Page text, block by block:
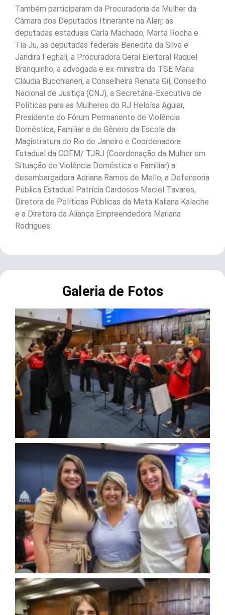
Também participaram da Procuradoria da Mulher da
Câmara dos Deputados Itinerante na Alerj: as
deputadas estaduais Carla Machado, Marta Rocha e
Tia Ju, as deputadas federais Benedita da Silva e
Jandira Feghali, a Procuradora Geral Eleitoral Raquel
Branquinho, a advogada e ex-ministra do TSE Maria
Cláudia Bucchianeri, a Conselheira Renata Gil, Conselho
Nacional de Justiça (CNJ), a Secretária-Executiva de
Políticas para as Mulheres do RJ Heloísa Aguiar,
Presidente do Fórum Permanente de Violência
Doméstica, Familiar e de Gênero da Escola da
Magistratura do Rio de Janeiro e Coordenadora
Estadual da COEM/ TJRJ (Coordenação da Mulher em
Situação de Violência Doméstica e Familiar) a
desembargadora Adriana Ramos de Mello, a Defensoria
Pública Estadual Patrícia Cardosos Maciel Tavares,
Diretora de Políticas Públicas da Meta Kaliana Kalache
e a Diretora da Aliança Empreendedora Mariana
Rodrigues.
Galeria de Fotos